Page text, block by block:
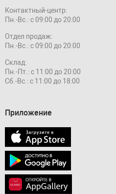
Контактный-центр:
Пн.-Вс.: с 09:00 до 20:00
Отдел продаж:
Пн.-Вс.: с 09:00 до 20:00
Склад:
Пн.-Пт.: с 11:00 до 20:00
Сб.-Вс.: с 11:00 до 18:00
Приложение